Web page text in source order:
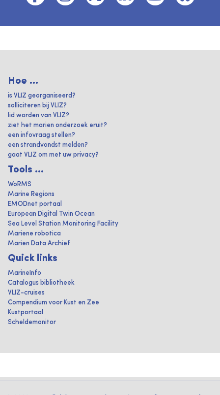
Hoe ...
is VLIZ georganiseerd?
solliciteren bij VLIZ?
lid worden van VLIZ?
ziet het marien onderzoek eruit?
een infovraag stellen?
een strandvondst melden?
gaat VLIZ om met uw privacy?
Tools ...
WoRMS
Marine Regions
EMODnet portaal
European Digital Twin Ocean
Sea Level Station Monitoring Facility
Mariene robotica
Marien Data Archief
Quick links
MarineInfo
Catalogus bibliotheek
VLIZ-cruises
Compendium voor Kust en Zee
Kustportaal
Scheldemonitor